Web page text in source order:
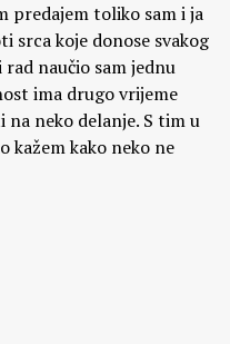
predajem toliko sam i ja
srca koje donose svakog
rad naučio sam jednu
ima drugo vrijeme
neko delanje. S tim u
kažem kako neko ne